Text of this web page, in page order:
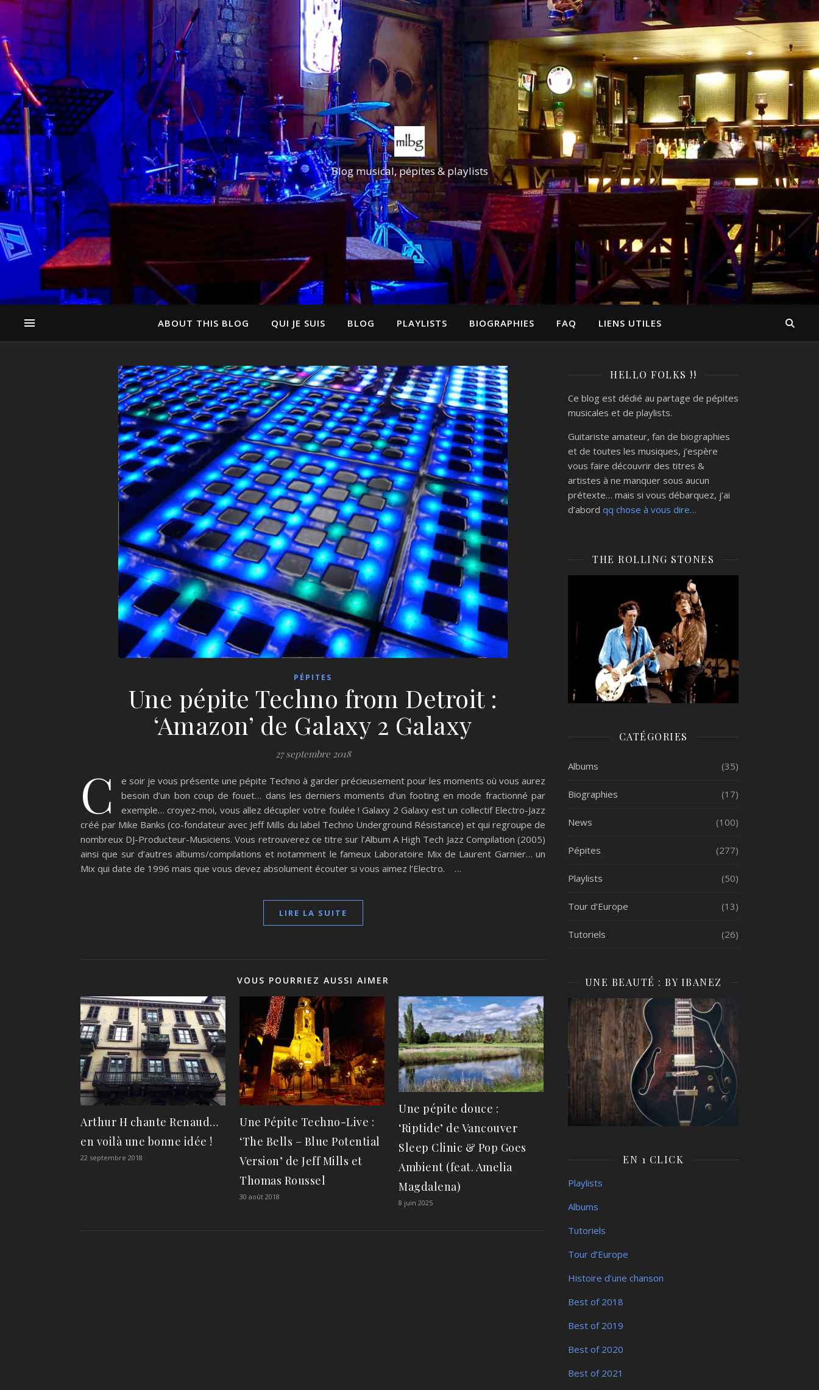
Blog musical, pépites & playlists
ABOUT THIS BLOG QUI JE SUIS BLOG PLAYLISTS BIOGRAPHIES FAQ LIENS UTILES
PÉPITES
Une pépite Techno from Detroit :
‘Amazon’ de Galaxy 2 Galaxy
27 septembre 2018
C
e soir je vous présente une pépite Techno à garder précieusement pour les moments où vous aurez
besoin d’un bon coup de fouet… dans les derniers moments d’un footing en mode fractionné par
exemple… croyez-moi, vous allez décupler votre foulée ! Galaxy 2 Galaxy est un collectif Electro-Jazz
créé par Mike Banks (co-fondateur avec Jeff Mills du label Techno Underground Résistance) et qui regroupe de
nombreux DJ-Producteur-Musiciens. Vous retrouverez ce titre sur l’Album A High Tech Jazz Compilation (2005)
ainsi que sur d’autres albums/compilations et notamment le fameux Laboratoire Mix de Laurent Garnier… un
Mix qui date de 1996 mais que vous devez absolument écouter si vous aimez l’Electro. …
LIRE LA SUITE
VOUS POURRIEZ AUSSI AIMER
Arthur H chante Renaud…
en voilà une bonne idée !
22 septembre 2018
Une Pépite Techno-Live :
‘The Bells – Blue Potential
Version’ de Jeff Mills et
Thomas Roussel
30 août 2018
Une pépite douce :
‘Riptide’ de Vancouver
Sleep Clinic & Pop Goes
Ambient (feat. Amelia
Magdalena)
8 juin 2025
HELLO FOLKS !!
Ce blog est dédié au partage de pépites
musicales et de playlists.
Guitariste amateur, fan de biographies
et de toutes les musiques, j’espère
vous faire découvrir des titres &
artistes à ne manquer sous aucun
prétexte… mais si vous débarquez, j’ai
d’abord qq chose à vous dire…
THE ROLLING STONES
CATÉGORIES
Albums (35)
Biographies (17)
News (100)
Pépites (277)
Playlists (50)
Tour d'Europe (13)
Tutoriels (26)
UNE BEAUTÉ : BY IBANEZ
EN 1 CLICK
Playlists
Albums
Tutoriels
Tour d’Europe
Histoire d’une chanson
Best of 2018
Best of 2019
Best of 2020
Best of 2021